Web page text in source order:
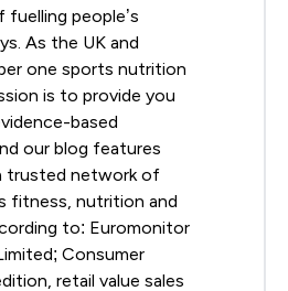
people’s
As the UK and
one sports nutrition
is to provide you
based
our blog features
trusted network of
fitness, nutrition and
to: Euromonitor
Consumer
retail value sales